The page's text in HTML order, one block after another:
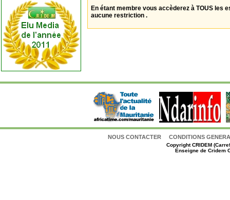
En étant membre vous accèderez à TOUS les
aucune restriction .
NOUS CONTACTER CONDITIONS
CopyrightCRIDEM
Enseigne de Cridem